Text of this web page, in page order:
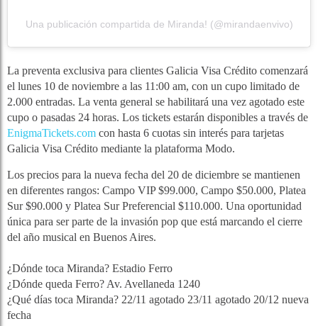
Una publicación compartida de Miranda! (@mirandaenvivo)
La preventa exclusiva para clientes Galicia Visa Crédito comenzará
el lunes 10 de noviembre a las 11:00 am, con un cupo limitado de
2.000 entradas. La venta general se habilitará una vez agotado este
cupo o pasadas 24 horas. Los tickets estarán disponibles a través de
EnigmaTickets.com con hasta 6 cuotas sin interés para tarjetas
Galicia Visa Crédito mediante la plataforma Modo.
Los precios para la nueva fecha del 20 de diciembre se mantienen
en diferentes rangos: Campo VIP $99.000, Campo $50.000, Platea
Sur $90.000 y Platea Sur Preferencial $110.000. Una oportunidad
única para ser parte de la invasión pop que está marcando el cierre
del año musical en Buenos Aires.
¿Dónde toca Miranda? Estadio Ferro
¿Dónde queda Ferro? Av. Avellaneda 1240
¿Qué días toca Miranda? 22/11 agotado 23/11 agotado 20/12 nueva
fecha